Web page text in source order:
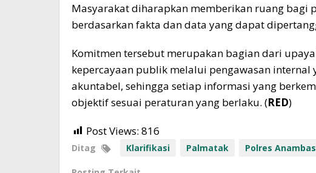
Masyarakat diharapkan memberikan ruang bagi
berdasarkan fakta dan data yang dapat
Komitmen tersebut merupakan bagian dari
kepercayaan publik melalui pengawasan internal
akuntabel, sehingga setiap informasi yang
objektif sesuai peraturan yang berlaku. (RED)
Post Views: 816
Ditag Klarifikasi Palmatak Polres Anambas